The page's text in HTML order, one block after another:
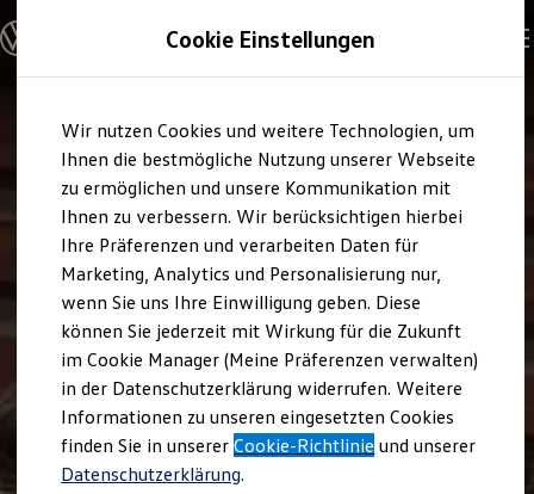
Hauptinhalt
springen
Footer
springen
Modelle und Konfigurator
Konfigurator
Modelle vergleichen
Elektroautos
ENERGY Sondermodelle
Nutzfahrzeuge
SUV und CUV
Familienautos
Kombis
Kompaktwagen
Sportwagen
Schnell verfügbare Fahrzeuge
Angebote und Produkte
Aktuelle Angebote
E-Auto-Förderung
Volkswagen Marktplatz
Die ENERGY Sondermodelle
Junge Gebrauchtwagen und Gebrauchtwagen
Volkswagen Zertifizierte Gebrauchtwagen
Elektromobilität bei Gebrauchtwagen
Cookie Einstellungen
Wir nutzen Cookies und weitere Technologien, um
Ihnen die bestmögliche Nutzung unserer Webseite
zu ermöglichen und unsere Kommunikation mit
Ihnen zu verbessern. Wir berücksichtigen hierbei
Ihre Präferenzen und verarbeiten Daten für
Marketing, Analytics und Personalisierung nur,
wenn Sie uns Ihre Einwilligung geben. Diese
können Sie jederzeit mit Wirkung für die Zukunft
im Cookie Manager (Meine Präferenzen verwalten)
in der Datenschutzerklärung widerrufen. Weitere
Informationen zu unseren eingesetzten Cookies
finden Sie in unsererCookie-Richtlinie und unserer
Datenschutzerklärung.